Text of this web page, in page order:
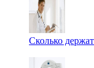
Сколько